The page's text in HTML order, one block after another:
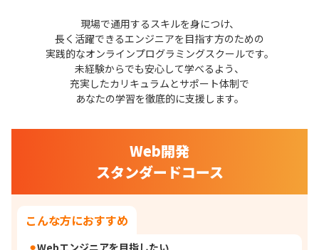
現場で通用するスキルを身につけ、
長く活躍できるエンジニアを目指す方のための
実践的なオンラインプログラミングスクールです。
未経験からでも安心して学べるよう、
充実したカリキュラムとサポート体制で
あなたの学習を徹底的に支援します。
Web開発
スタンダードコース
こんな方におすすめ
Webエンジニアを目指したい